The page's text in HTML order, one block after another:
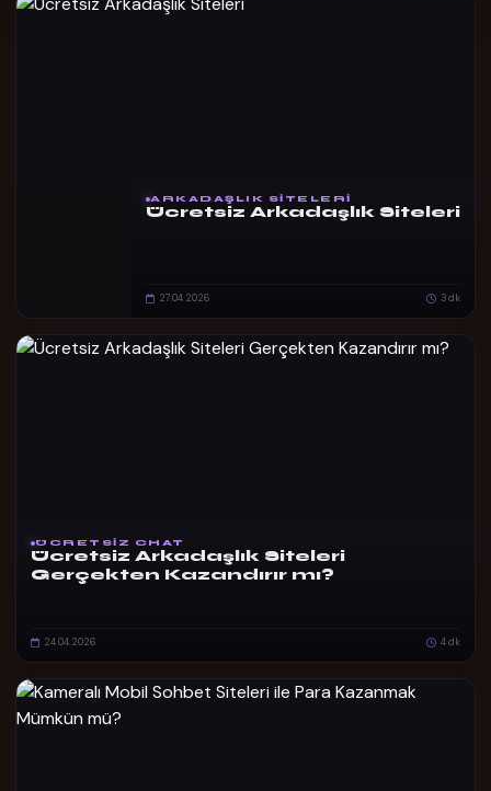
ARKADAŞLIK SITELERI
Ücretsiz Arkadaşlık Siteleri
27.04.2026 3 dk
ÜCRETSIZ CHAT
Ücretsiz Arkadaşlık Siteleri
Gerçekten Kazandırır mı?
24.04.2026 4 dk